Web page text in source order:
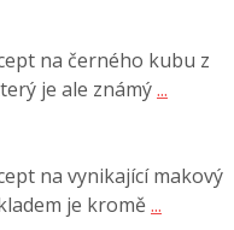
na černého kubu z
je ale známý...
na vynikající makový
je kromě...